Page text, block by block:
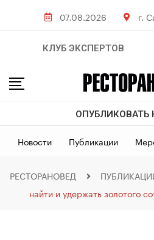
07.08.2026 г.
КЛУБ ЭКСПЕРТОВ
ОПУБЛИКОВАТЬ
Новости Публикации
РЕСТОРАНОВЕД
найти и удержать золотого